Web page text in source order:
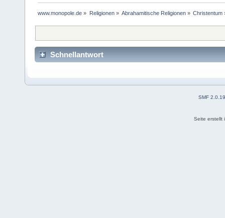
www.monopole.de » Religionen» Abrahamitische Religionen» Christentum
Schnellantwort
SMF 2.0.19
Seite erstellt